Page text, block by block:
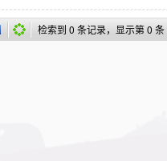
检索到 0 条记录，显示第0